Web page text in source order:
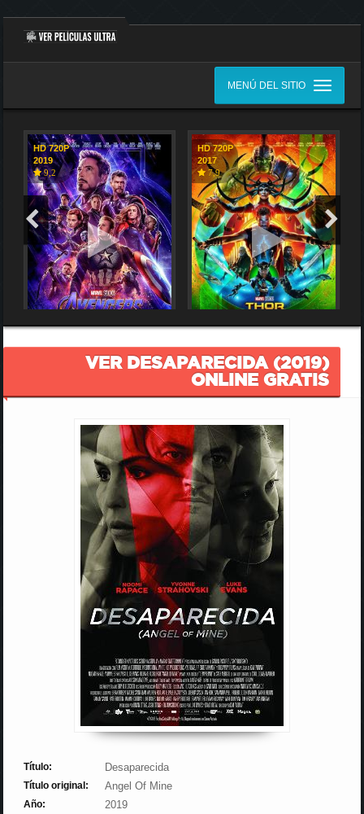
MENÚ DEL SITIO
HD 720P
2019
9,2
HD 720P
2017
7,9
VER DESAPARECIDA (2019)
ONLINE GRATIS
Título: Desaparecida
Título original: Angel Of Mine
Año: 2019